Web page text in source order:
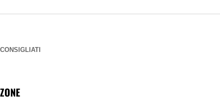
CONSIGLIATI
ZONE